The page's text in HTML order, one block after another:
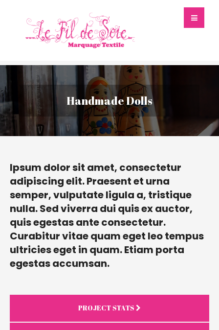
Handmade Dolls
Ipsum dolor sit amet, consectetur
adipiscing elit. Praesent et urna
semper, vulputate ligula a, tristique
nulla. Sed viverra dui quis ex auctor,
quis egestas ante consectetur.
Curabitur vitae quam eget leo tempus
ultricies eget in quam. Etiam porta
egestas accumsan.
PROJECT STATS